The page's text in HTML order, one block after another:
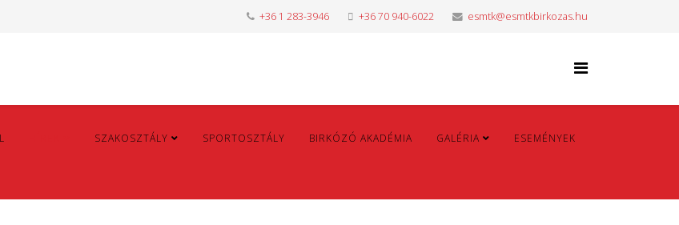
+36 1 283-3946 +36 70 940-6022 esmtk@esmtkbirkozas.hu
SZAKOSZTÁLY SPORTOSZTÁLY BIRKÓZÓ AKADÉMIA GALÉRIA ESEMÉNYEK